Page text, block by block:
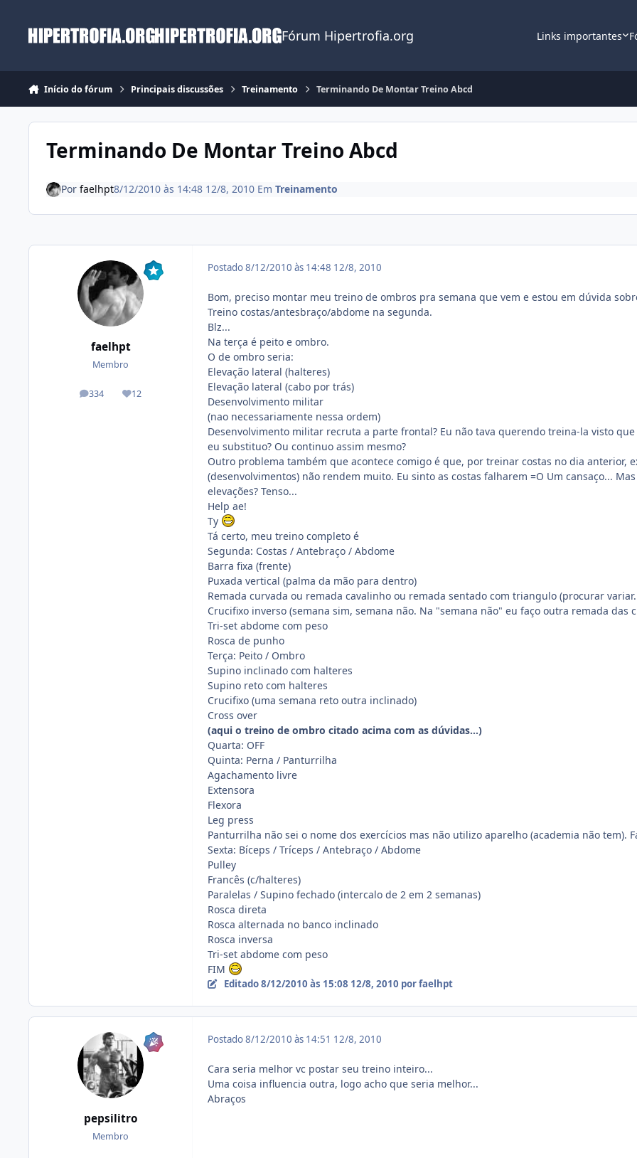
Fórum Hipertrofia.org Links importantes
Início do fórum Principais discussões Treinamento Terminando De Montar Treino Abcd
Terminando De Montar Treino Abcd
Por faelhpt8/12/2010 às 14:48 12/8, 2010 Em Treinamento
faelhpt
Membro
334
posts 12
Reputação
Postado8/12/2010 às 14:48 12/8, 2010
Bom, preciso montar meu treino de ombros pra semana que vem e estou em dúvida
Treino costas/antesbraço/abdome na segunda.
Blz...
Na terça é peito e ombro.
O de ombro seria:
Elevação lateral (halteres)
Elevação lateral (cabo por trás)
Desenvolvimento militar
(nao necessariamente nessa ordem)
Desenvolvimento militar recruta a parte frontal? Eu não tava querendo treina-la visto
eu substituo? Ou continuo assim mesmo?
Outro problema também que acontece comigo é que, por treinar costas no dia anterior,
(desenvolvimentos) não rendem muito. Eu sinto as costas falharem =O Um cansaço...
elevações? Tenso...
Help ae!
Ty
Tá certo, meu treino completo é
Segunda: Costas / Antebraço / Abdome
Barra fixa (frente)
Puxada vertical (palma da mão para dentro)
Remada curvada ou remada cavalinho ou remada sentado com triangulo (procurar
Crucifixo inverso (semana sim, semana não. Na "semana não" eu faço outra remada das
Tri-set abdome com peso
Rosca de punho
Terça: Peito / Ombro
Supino inclinado com halteres
Supino reto com halteres
Crucifixo (uma semana reto outra inclinado)
Cross over
(aqui o treino de ombro citado acima com as dúvidas...)
Quarta: OFF
Quinta: Perna / Panturrilha
Agachamento livre
Extensora
Flexora
Leg press
Panturrilha não sei o nome dos exercícios mas não utilizo aparelho (academia não tem).
Sexta: Bíceps / Tríceps / Antebraço / Abdome
Pulley
Francês (c/halteres)
Paralelas / Supino fechado (intercalo de 2 em 2 semanas)
Rosca direta
Rosca alternada no banco inclinado
Rosca inversa
Tri-set abdome com peso
FIM
Editado8/12/2010 às 15:08 12/8, 2010 por faelhpt
pepsilitro
Membro
Postado8/12/2010 às 14:51 12/8, 2010
Cara seria melhor vc postar seu treino inteiro...
Uma coisa influencia outra, logo acho que seria melhor...
Abraços